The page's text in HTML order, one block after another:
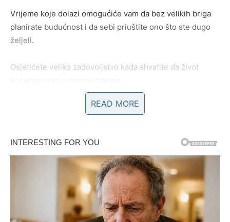
Vrijeme koje dolazi omogućiće vam da bez velikih briga
planirate budućnost i da sebi priuštite ono što ste dugo
željeli.
Osjetićete veliko zadovoljstvo kada shvatite da život
Ljubavni život donosi ostvarenje
Na polju emocija očekuju vas nezaboravni trenuci.
Ako ste slobodni, vrlo brzo biste mogli upoznati osobu
koja će vas osvojiti iskrenošću, toplinom i pozitivnom
energijom. Od prvog susreta osjetićete da između vas
READ MORE